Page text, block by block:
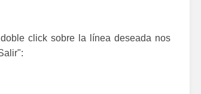
click sobre la línea deseada nos